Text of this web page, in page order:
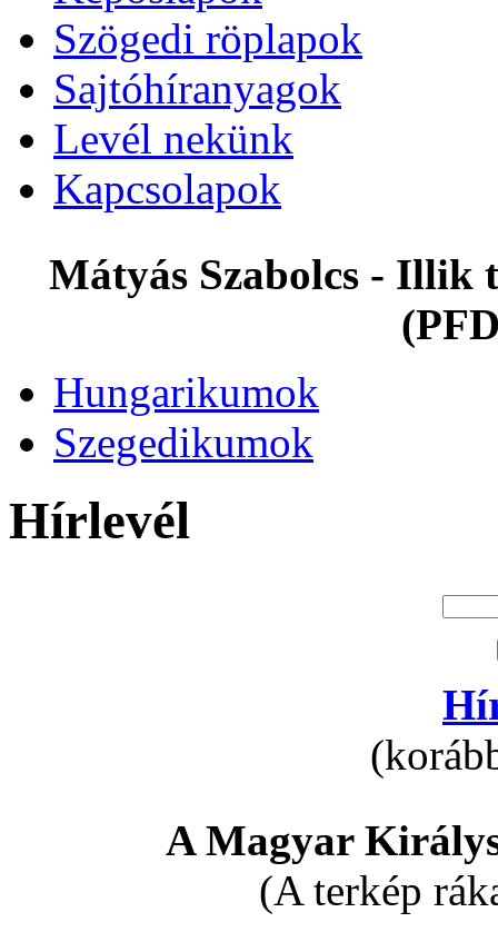
Szögedi röplapok
Sajtóhíranyagok
Levél nekünk
Kapcsolapok
Mátyás Szabolcs - Illik
Hungarikumok
Szegedikumok
Hírlevél
A Magyar
(A terkép